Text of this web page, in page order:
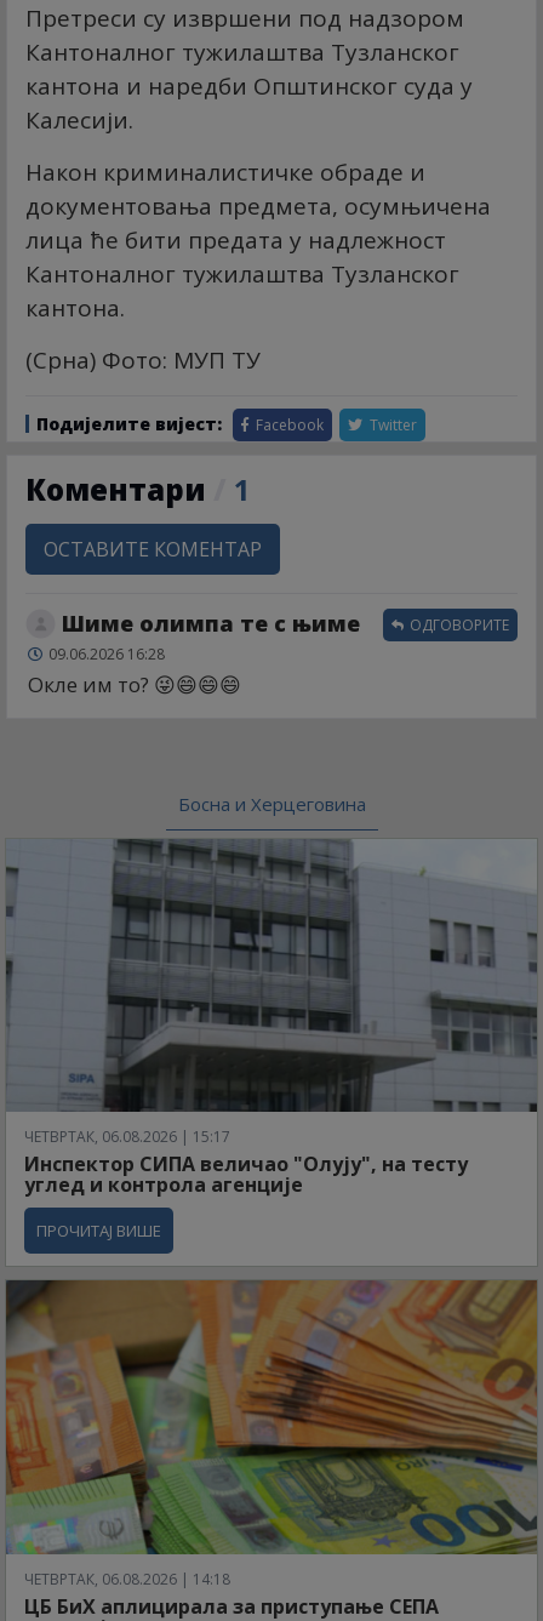
Претреси су извршени под надзором
Кантоналног тужилаштва Тузланског
кантона и наредби Општинског суда у
Калесији.
Након криминалистичке обраде и
документовања предмета, осумњичена
лица ће бити предата у надлежност
Кантоналног тужилаштва Тузланског
кантона.
(Срна) Фото: МУП ТУ
Подијелите вијест: Facebook Twitter
Коментари 1
ОСТАВИТЕ КОМЕНТАР
Шиме олимпа те с њиме
09.06.2026 16:28
Окле им то? 😜😄😄😄
ОДГОВОРИТЕ
Босна и Херцеговина
ЧЕТВРТАК, 06.08.2026 | 15:17
Инспектор СИПА величао "Олују", на тесту
углед и контрола агенције
ПРОЧИТАЈ ВИШЕ
ЧЕТВРТАК, 06.08.2026 | 14:18
ЦБ БиХ аплицирала за приступање СЕПА